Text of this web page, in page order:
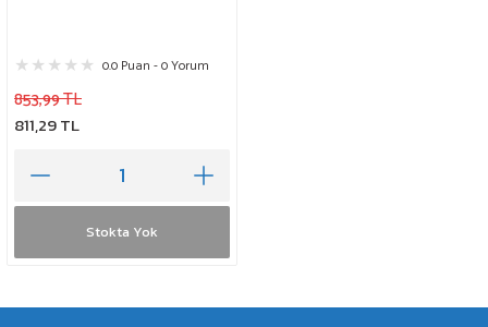
0.0 Puan - 0 Yorum
853,99 TL
811,29 TL
Stokta Yok